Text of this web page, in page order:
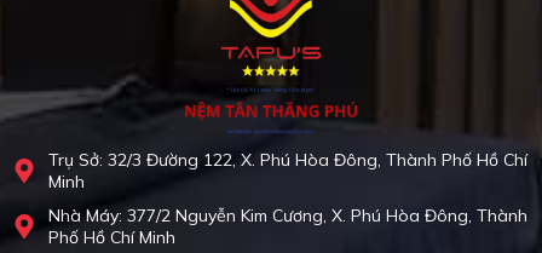
Trụ Sở: 32/3 Đường 122, X. Phú Hòa Đông, Thành Phố Hồ Chí
Minh
Nhà Máy: 377/2 Nguyễn Kim Cương, X. Phú Hòa Đông, Thành
Phố Hồ Chí Minh